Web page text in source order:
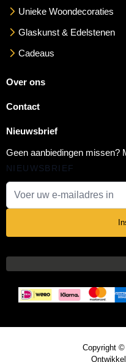
Unieke Woondecoraties
Glaskunst & Edelstenen
Cadeaus
Over ons
Contact
Nieuwsbrief
Geen aanbiedingen missen?
NIEUWSBRIEF
Copyright ©